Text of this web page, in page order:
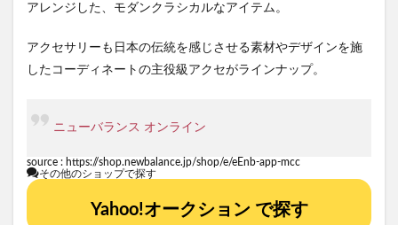
アレンジした、モダンクラシカルなアイテム。
アクセサリーも日本の伝統を感じさせる素材やデザインを施
したコーディネートの主役級アクセがラインナップ。
ニューバランス オンライン
source : https://shop.newbalance.jp/shop/e/eEnb-app-mcc
その他のショップで探す
Yahoo!オークション で探す